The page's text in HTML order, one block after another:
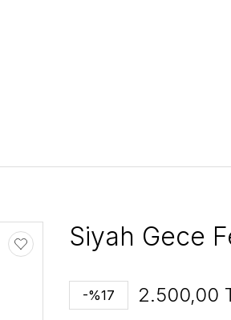
Siyah Gece
-%17 2.500,00